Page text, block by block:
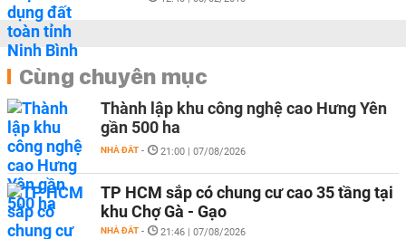
Cùng chuyên mục
Thành lập khu công nghệ cao Hưng Yên
gần 500 ha
NHÀ ĐẤT - 21:00 | 07/08/2026
TP HCM sắp có chung cư cao 35 tầng tại
khu Chợ Gà - Gạo
NHÀ ĐẤT - 21:46 | 07/08/2026